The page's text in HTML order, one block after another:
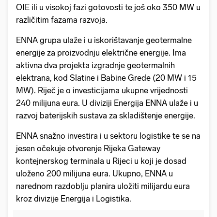
OIE ili u visokoj fazi gotovosti te još oko 350 MW u
različitim fazama razvoja.
ENNA grupa ulaže i u iskorištavanje geotermalne
energije za proizvodnju električne energije. Ima
aktivna dva projekta izgradnje geotermalnih
elektrana, kod Slatine i Babine Grede (20 MW i 15
MW). Riječ je o investicijama ukupne vrijednosti
240 milijuna eura. U diviziji Energija ENNA ulaže i u
razvoj baterijskih sustava za skladištenje energije.
ENNA snažno investira i u sektoru logistike te se na
jesen očekuje otvorenje Rijeka Gateway
kontejnerskog terminala u Rijeci u koji je dosad
uloženo 200 milijuna eura. Ukupno, ENNA u
narednom razdoblju planira uložiti milijardu eura
kroz divizije Energija i Logistika.